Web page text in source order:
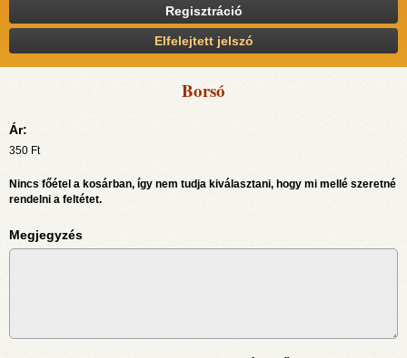
Regisztráció
Elfelejtett jelszó
Borsó
Ár:
350 Ft
Nincs főétel a kosárban, így nem tudja kiválasztani, hogy mi mellé szeretné
rendelni a feltétet.
Megjegyzés